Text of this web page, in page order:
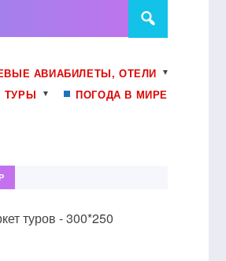
АВИАБИЛЕТЫ, ОТЕЛИ
ТУРЫ ПОГОДА В МИРЕ